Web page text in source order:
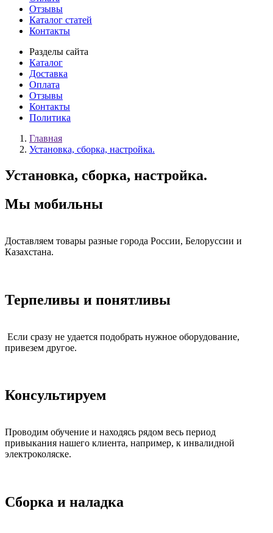
Отзывы
Каталог статей
Контакты
Разделы сайта
Каталог
Доставка
Оплата
Отзывы
Контакты
Политика
Главная
Установка, сборка, настройка.
Установка, сборка, настройка.
Мы мобильны
Доставляем товары разные города России, Белоруссии и
Казахстана.
Терпеливы и понятливы
Если сразу не удается подобрать нужное оборудование,
привезем другое.
Консультируем
Проводим обучение и находясь рядом весь период
привыкания нашего клиента, например, к инвалидной
электроколяске.
Сборка и наладка